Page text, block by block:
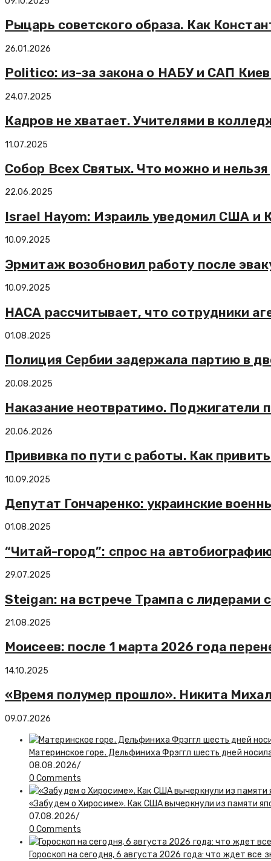
Рыцарь советского образа. Как
26.01.2026
Politico: из-за закона о НАБУ и САП
24.07.2025
Кадров не хватает. Учителями в
11.07.2025
Собор Всех Святых. Что можно и
22.06.2025
Israel Hayom: Израиль уведомил США и
10.09.2025
Эрмитаж возобновил работу после
10.09.2025
НАСА рассчитывает, что сотрудники
01.08.2025
Полиция Сербии задержала партию в
20.08.2025
Наказание неотвратимо. Поджигатели
20.06.2026
Прививка по пути с работы. Как
10.09.2025
Депутат Гончаренко: украинские
01.08.2025
“Читай-город”: спрос на
29.07.2025
Steigan: на встрече Трампа с
21.08.2025
Моисеев: после 1 марта 2026 года
14.10.2025
«Время полумер прошло». Никита
09.07.2026
Материнское горе. Дельфиниха Фрэггл шесть дней
08.08.2026/
0 Comments
«Забудем о Хиросиме». Как США вычеркнули из памяти
07.08.2026/
0 Comments
Гороскоп на сегодня, 6 августа 2026 года: что ждет все